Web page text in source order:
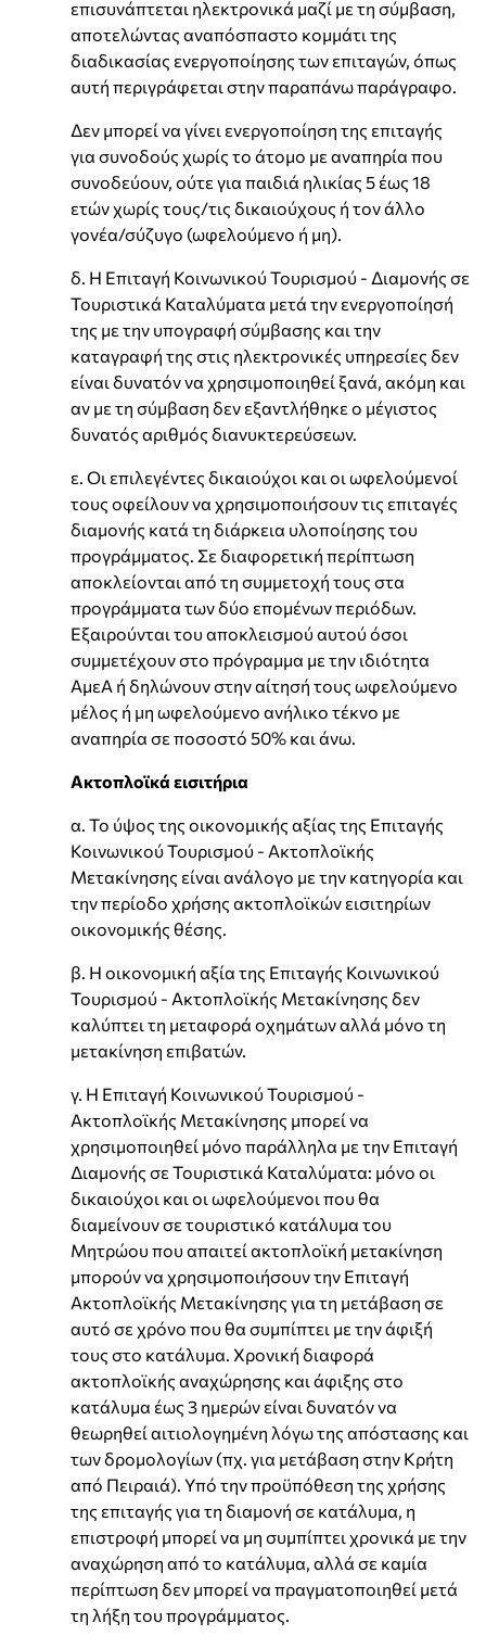
επισυνάπτεται ηλεκτρονικά μαζί με τη σύμβαση,
αποτελώντας αναπόσπαστο κομμάτι της
διαδικασίας ενεργοποίησης των επιταγών, όπως
αυτή περιγράφεται στην παραπάνω παράγραφο.
Δεν μπορεί να γίνει ενεργοποίηση της επιταγής
για συνοδούς χωρίς το άτομο με αναπηρία που
συνοδεύουν, ούτε για παιδιά ηλικίας 5 έως 18
ετών χωρίς τους/τις δικαιούχους ή τον άλλο
γονέα/σύζυγο (ωφελούμενο ή μη).
δ. Η Επιταγή Κοινωνικού Τουρισμού - Διαμονής σε
Τουριστικά Καταλύματα μετά την ενεργοποίησή
της με την υπογραφή σύμβασης και την
καταγραφή της στις ηλεκτρονικές υπηρεσίες δεν
είναι δυνατόν να χρησιμοποιηθεί ξανά, ακόμη και
αν με τη σύμβαση δεν εξαντλήθηκε ο μέγιστος
δυνατός αριθμός διανυκτερεύσεων.
ε. Οι επιλεγέντες δικαιούχοι και οι ωφελούμενοί
τους οφείλουν να χρησιμοποιήσουν τις επιταγές
διαμονής κατά τη διάρκεια υλοποίησης του
προγράμματος. Σε διαφορετική περίπτωση
αποκλείονται από τη συμμετοχή τους στα
προγράμματα των δύο επομένων περιόδων.
Εξαιρούνται του αποκλεισμού αυτού όσοι
συμμετέχουν στο πρόγραμμα με την ιδιότητα
ΑμεΑ ή δηλώνουν στην αίτησή τους ωφελούμενο
μέλος ή μη ωφελούμενο ανήλικο τέκνο με
αναπηρία σε ποσοστό 50% και άνω.
Ακτοπλοϊκά εισιτήρια
α. Το ύψος της οικονομικής αξίας της Επιταγής
Κοινωνικού Τουρισμού - Ακτοπλοϊκής
Μετακίνησης είναι ανάλογο με την κατηγορία και
την περίοδο χρήσης ακτοπλοϊκών εισιτηρίων
οικονομικής θέσης.
β. Η οικονομική αξία της Επιταγής Κοινωνικού
Τουρισμού - Ακτοπλοϊκής Μετακίνησης δεν
καλύπτει τη μεταφορά οχημάτων αλλά μόνο τη
μετακίνηση επιβατών.
γ. Η Επιταγή Κοινωνικού Τουρισμού -
Ακτοπλοϊκής Μετακίνησης μπορεί να
χρησιμοποιηθεί μόνο παράλληλα με την Επιταγή
Διαμονής σε Τουριστικά Καταλύματα: μόνο οι
δικαιούχοι και οι ωφελούμενοι που θα
διαμείνουν σε τουριστικό κατάλυμα του
Μητρώου που απαιτεί ακτοπλοϊκή μετακίνηση
μπορούν να χρησιμοποιήσουν την Επιταγή
Ακτοπλοϊκής Μετακίνησης για τη μετάβαση σε
αυτό σε χρόνο που θα συμπίπτει με την άφιξή
τους στο κατάλυμα. Χρονική διαφορά
ακτοπλοϊκής αναχώρησης και άφιξης στο
κατάλυμα έως 3 ημερών είναι δυνατόν να
θεωρηθεί αιτιολογημένη λόγω της απόστασης και
των δρομολογίων (πχ. για μετάβαση στην Κρήτη
από Πειραιά). Υπό την προϋπόθεση της χρήσης
της επιταγής για τη διαμονή σε κατάλυμα, η
επιστροφή μπορεί να μη συμπίπτει χρονικά με την
αναχώρηση από το κατάλυμα, αλλά σε καμία
περίπτωση δεν μπορεί να πραγματοποιηθεί μετά
τη λήξη του προγράμματος.